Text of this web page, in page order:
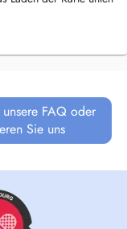
unsere FAQ oder
Sie uns